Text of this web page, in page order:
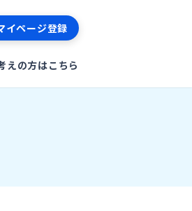
イページ登録
えの方はこちら